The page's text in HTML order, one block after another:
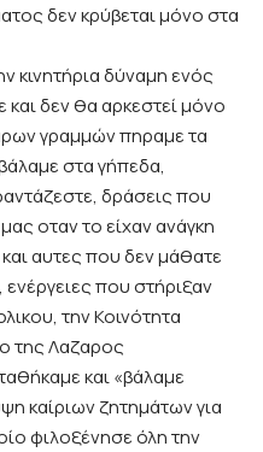
δεν κρύβεται μόνο στα
κινητήρια δύναμη ενός
δεν θα αρκεστεί μόνο
γραμμών πηραμε τα
στα γήπεδα,
δράσεις που
οταν το είχαν ανάγκη
αυτες που δεν μάθατε
ενέργειες που στήριξαν
, την Κοινότητα
τηςΛαζαρος
και «βάλαμε
καίριων ζητημάτων για
φιλοξένησε όλη την